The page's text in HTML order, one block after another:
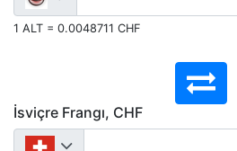
1 ALT = 0.0048711 CHF
İsviçre Frangı, CHF